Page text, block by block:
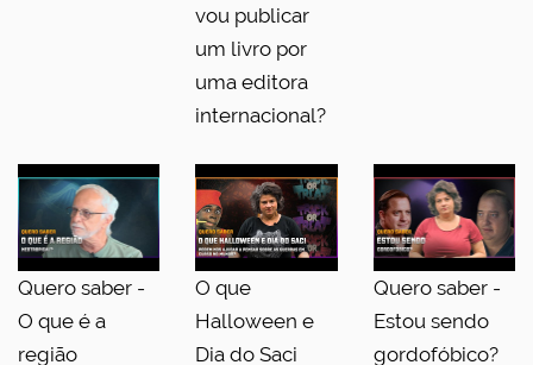
vou publicar
um livro por
uma editora
internacional?
Quero saber -
O que é a
região
O que
Halloween e
Dia do Saci
Quero saber -
Estou sendo
gordofóbico?